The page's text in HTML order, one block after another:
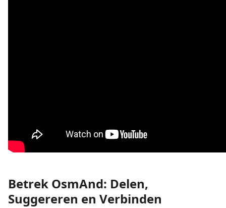
Betrek OsmAnd: Delen,
Suggereren en Verbinden